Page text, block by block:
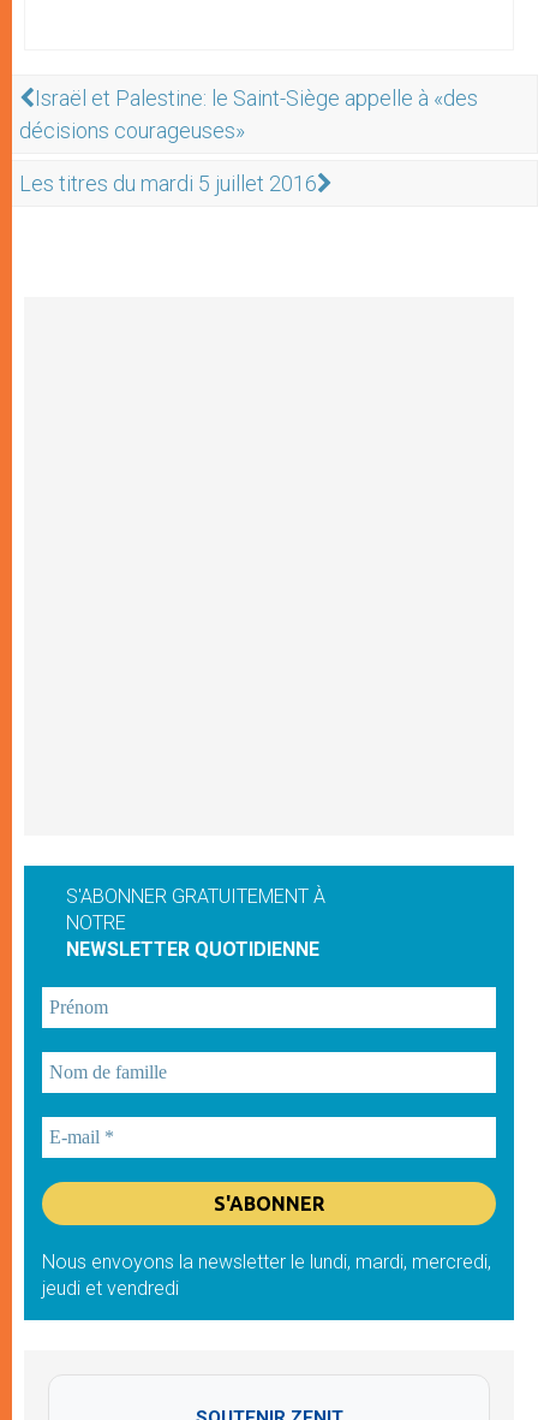
Israël et Palestine: le Saint-Siège appelle à «des
décisions courageuses»
Les titres du mardi 5 juillet 2016
S'ABONNER GRATUITEMENT À
NOTRE
NEWSLETTER QUOTIDIENNE
Nous envoyons la newsletter le lundi, mardi, mercredi,
jeudi et vendredi